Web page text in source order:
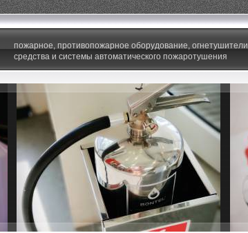
пожарное, противопожарное оборудование, огнетушители
средства и системы автоматического пожаротушения